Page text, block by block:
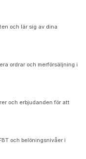
och lär sig av dina
ordrar och merförsäljning i
och erbjudanden för att
och belöningsnivåer i